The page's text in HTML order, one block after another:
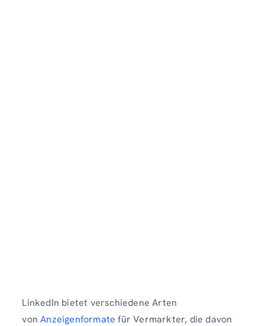
LinkedIn bietet verschiedene Arten
vonAnzeigenformate für Vermarkter, die davon